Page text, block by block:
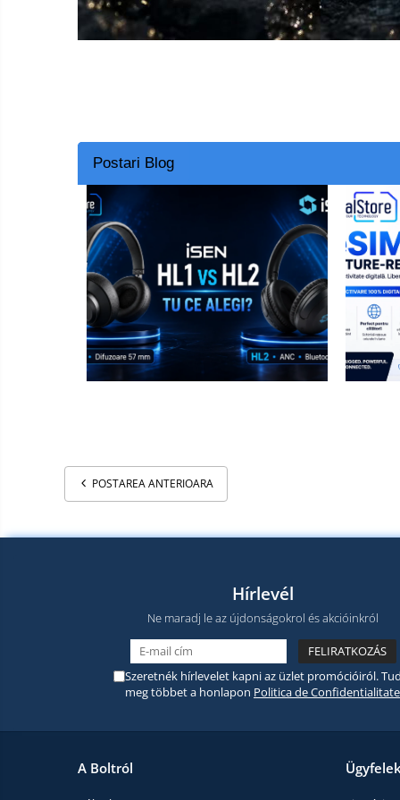
Smart Home
Az autó tartozékai
Lifestyle
Hordozható hangszórók
Vonalkód olvasók
Hordozható elektromos
állomások és napelemek
Napelemek
Elektromos járműtöltő
állomások
Android médialejátszó
Robotporszívók,
alkatrészek
tartozékok
Telefon tartozékok
Postari Blog
POSTAREA ANTERIOARA
Hírlevél
Ne maradj le az újdonságokrol és akcióinkról
Szeretnék hírlevelet kapni az üzlet promócióiról.
meg többet a honlapon Politica de Confidentialitate
A Boltról